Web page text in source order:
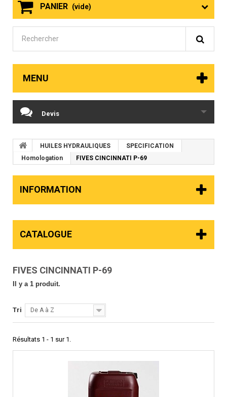
PANIER (vide)
MENU
Devis
HUILES HYDRAULIQUES
SPECIFICATION
Homologation
FIVES CINCINNATI P-69
INFORMATION
CATALOGUE
FIVES CINCINNATI P-69
Il y a 1 produit.
Tri De A à Z
Résultats 1 - 1 sur 1.